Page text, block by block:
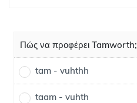
Πώς να προφέρει Tamworth;
tam - vuhthh
taam - vuhth